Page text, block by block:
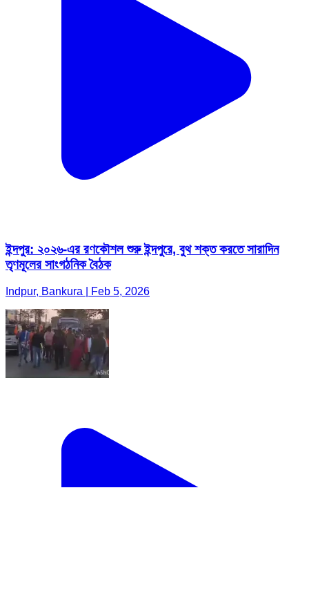
ইন্দপুর: ২০২৬-এর রণকৌশল শুরু ইন্দপুরে, বুথ শক্ত করতে সারাদিন
তৃণমূলের সাংগঠনিক বৈঠক
Indpur, Bankura | Feb 5, 2026